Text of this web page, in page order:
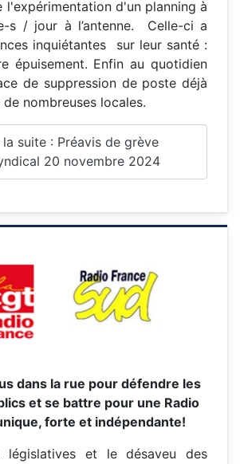
l'expérimentation d'un planning à
s / jour à l’antenne. Celle-ci a
inquiétantes sur leur santé :
épuisement. Enfin au quotidien
de suppression de poste déjà
nombreuses locales.
suite : Préavis de grève
20 novembre 2024
dans la rue pour défendre les
et se battre pour une Radio
forte et indépendante!
législatives et le désaveu des